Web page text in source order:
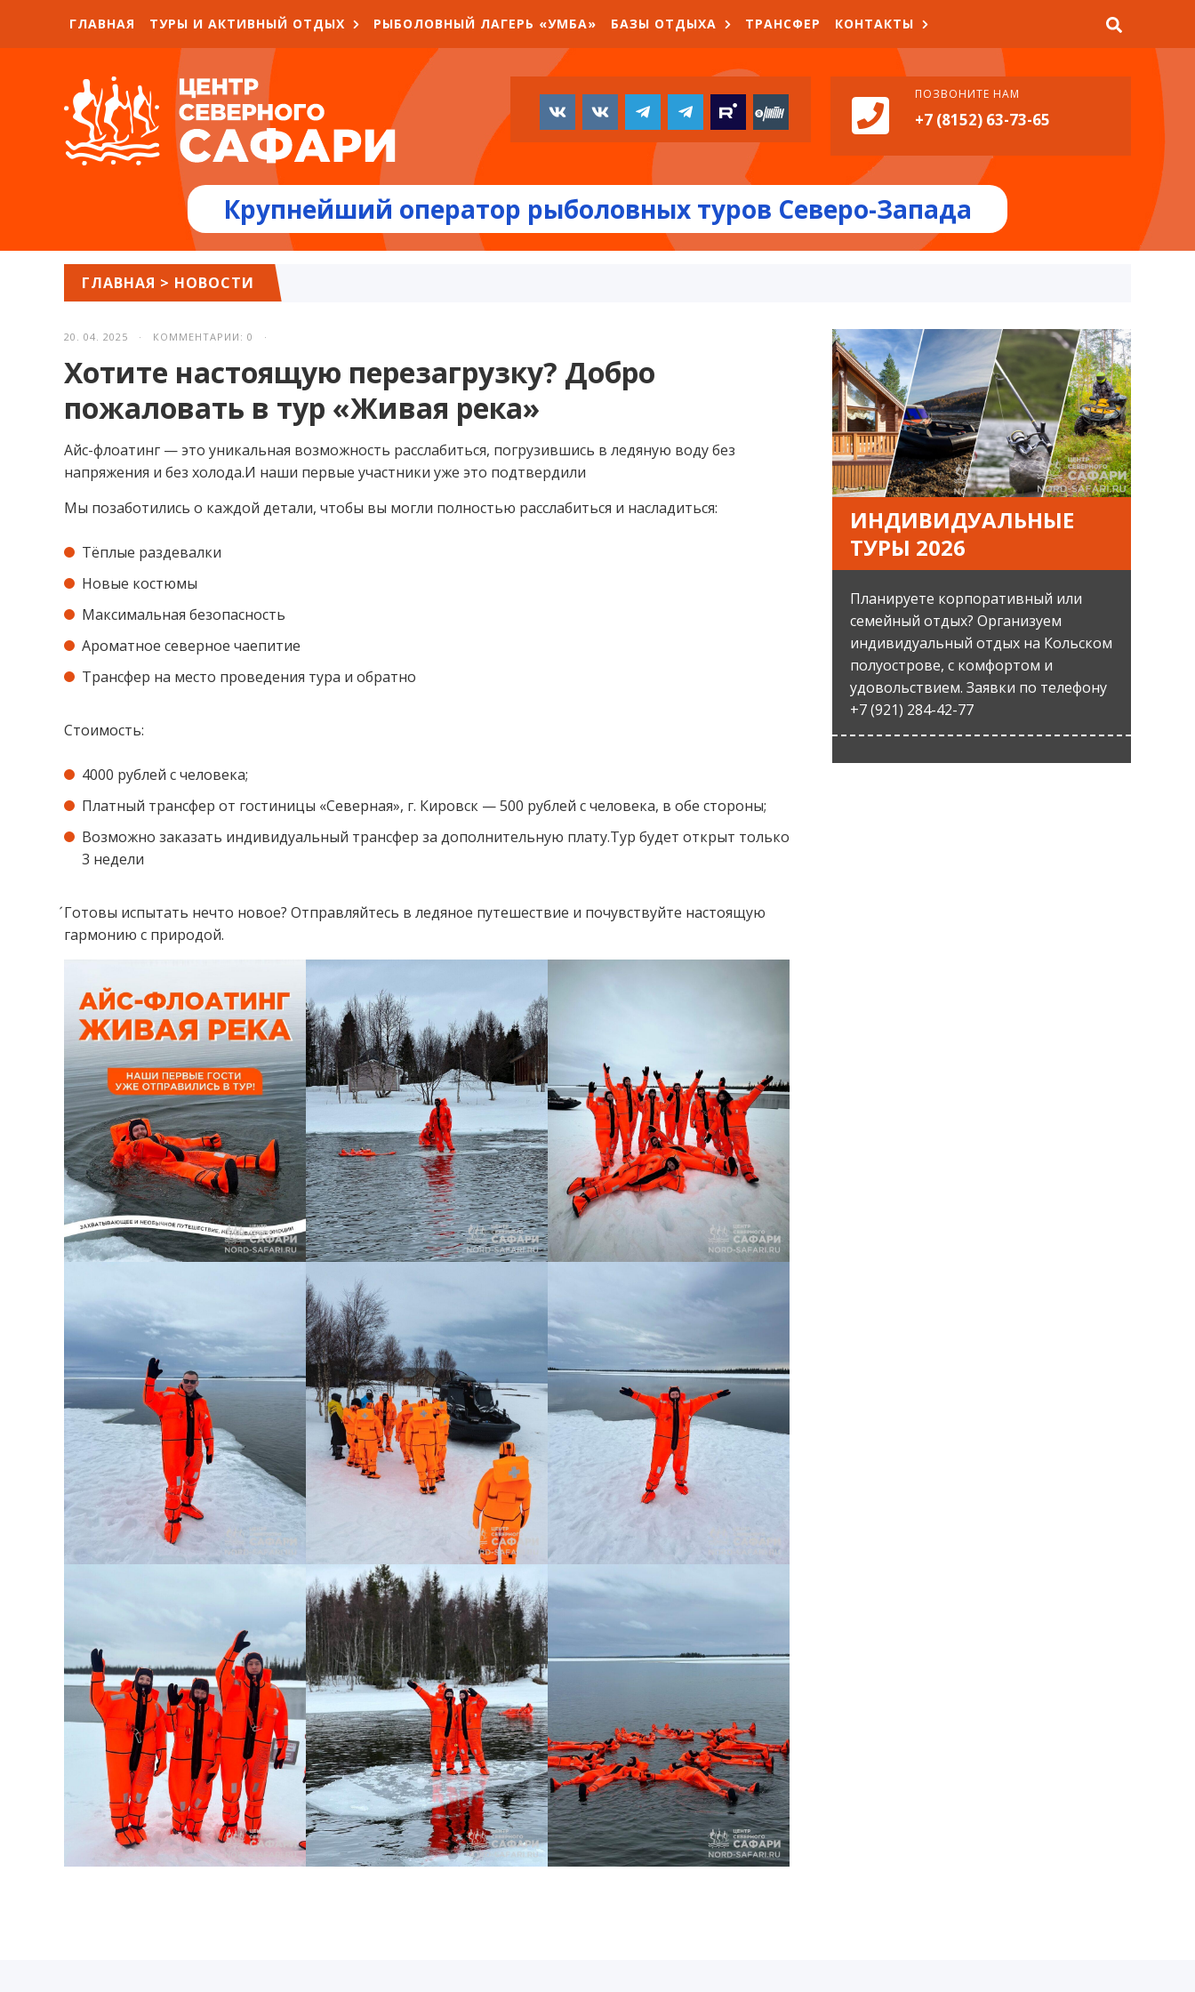
ГЛАВНАЯ ТУРЫ И АКТИВНЫЙ ОТДЫХ РЫБОЛОВНЫЙ ЛАГЕРЬ «УМБА» БАЗЫ ОТДЫХА ТРАНСФЕР КОНТАКТЫ
ПОЗВОНИТЕ НАМ
+7 (8152) 63-73-65
Крупнейший оператор рыболовных туров Северо-Запада
ГЛАВНАЯ > НОВОСТИ
20. 04. 2025 · КОММЕНТАРИИ: 0 ·
Хотите настоящую перезагрузку? Добро
пожаловать в тур «Живая река»
Айс-флоатинг — это уникальная возможность расслабиться, погрузившись в ледяную воду без
напряжения и без холода.И наши первые участники уже это подтвердили
Мы позаботились о каждой детали, чтобы вы могли полностью расслабиться и насладиться:
Тёплые раздевалки
Новые костюмы
Максимальная безопасность
Ароматное северное чаепитие
Трансфер на место проведения тура и обратно
Стоимость:
4000 рублей с человека;
Платный трансфер от гостиницы «Северная», г. Кировск — 500 рублей с человека, в обе стороны;
Возможно заказать индивидуальный трансфер за дополнительную плату.Тур будет открыт только
3 недели
́Готовы испытать нечто новое? Отправляйтесь в ледяное путешествие и почувствуйте настоящую
гармонию с природой.
ИНДИВИДУАЛЬНЫЕ
ТУРЫ 2026
Планируете корпоративный или
семейный отдых? Организуем
индивидуальный отдых на Кольском
полуострове, с комфортом и
удовольствием. Заявки по телефону
+7 (921) 284-42-77